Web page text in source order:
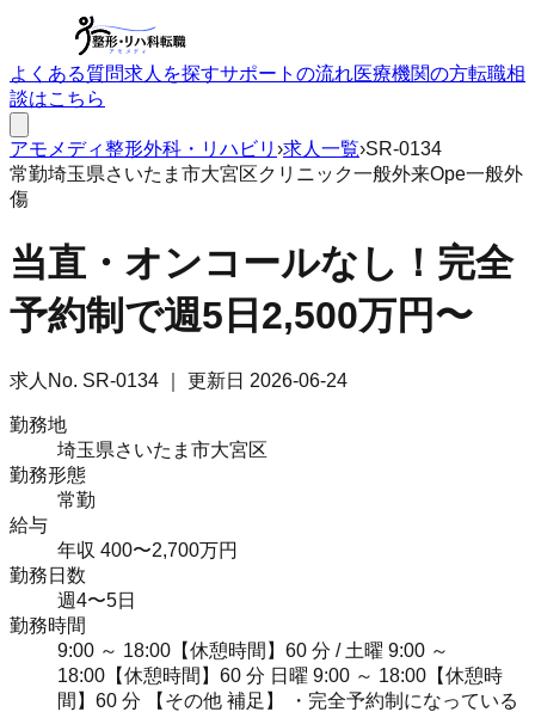
よくある質問求人を探すサポートの流れ医療機関の方転職相
談はこちら
アモメディ整形外科・リハビリ ›求人一覧›SR-0134
常勤埼玉県さいたま市大宮区クリニック一般外来Ope一般外
傷
当直・オンコールなし！完全
予約制で週5日2,500万円〜
求人No. SR-0134 ｜ 更新日 2026-06-24
勤務地
埼玉県さいたま市大宮区
勤務形態
常勤
給与
年収 400〜2,700万円
勤務日数
週4〜5日
勤務時間
9:00 ～ 18:00【休憩時間】60 分 / 土曜 9:00 ～
18:00【休憩時間】60 分 日曜 9:00 ～ 18:00【休憩時
間】60 分 【その他 補足】 ・完全予約制になっている